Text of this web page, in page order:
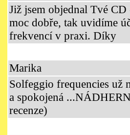
Již jsem objednal Tvé
moc dobře, tak uvidíme
frekvencí v praxi. Díky
Marika
Solfeggio frequencies už
a spokojená
recenze)